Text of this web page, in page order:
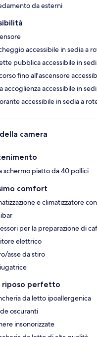
da esterni
accessibile in sedia a
pubblica accessibile in
fino all'ascensore
accoglienza accessibile in
accessibile in sedia a
camera
schermo piatto da 40 pollici
comfort
e climatizzatore
per la preparazione di
elettrico
asse da stiro
riposo perfetto
da letto ipoallergenica
oscuranti
insonorizzate